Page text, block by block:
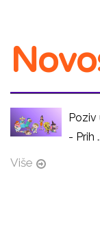
- Prih
Više